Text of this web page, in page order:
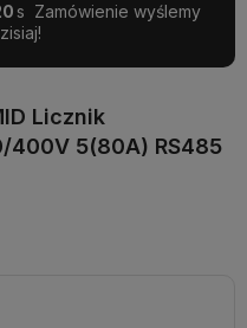
Zamówienie wyślemy
Licznik
400V 5(80A) RS485